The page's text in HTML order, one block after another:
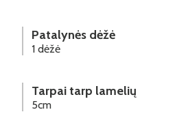
Patalynės dėžė
1 dėžė
Tarpai tarp lamelių
5cm